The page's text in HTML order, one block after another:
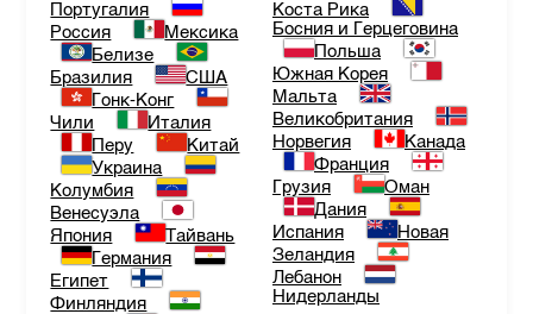
Португалия
Россия
Мексика
Белизе
Бразилия
США
Гонк-Конг
Чили
Италия
Перу
Китай
Украина
Колумбия
Венесуэла
Япония
Тайвань
Германия
Египет
Финляндия
Коста Рика
Босния и Герцеговина
Польша
Южная Корея
Мальта
Великобритания
Норвегия
Канада
Франция
Грузия
Оман
Дания
Испания
Новая
Зеландия
Лебанон
Нидерланды